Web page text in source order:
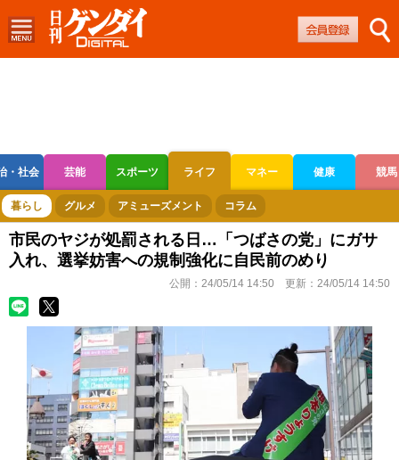
・社会 芸能 スポーツ ライフ マネー 健康 競馬
ボートレース 競輪 オートレース
暮らし グルメ アミューズメント コラム
市民のヤジが処罰される日…「つばさの党」にガサ
入れ、選挙妨害への規制強化に自民前のめり
公開： 24/05/14 14:50 更新： 24/05/14 14:50